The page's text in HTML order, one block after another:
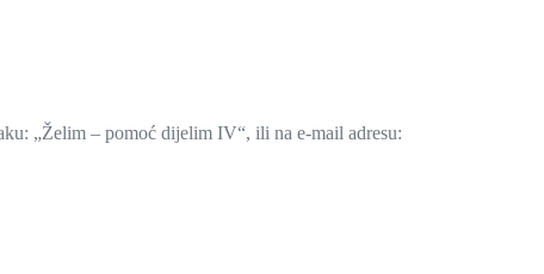
„Želim – pomoć dijelim IV“, ili na e-mail adresu: